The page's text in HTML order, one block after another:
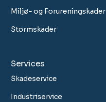
Miljø- og Forureningskader
Stormskader
Services
Skadeservice
Industriservice